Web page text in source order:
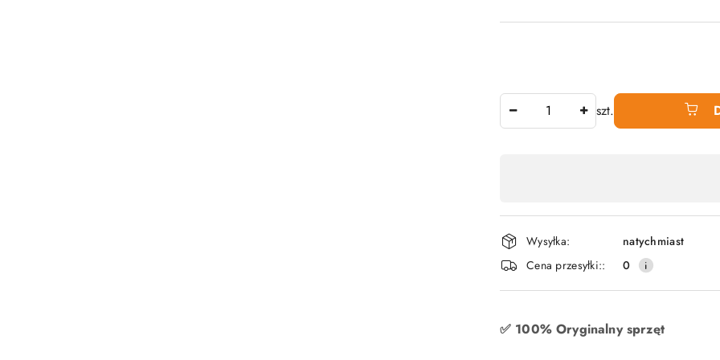
szt.
,
płatność
i
dostawa
Wysyłka:
natychmiast
Cena przesyłki::
0
✅ 100% Oryginalny sprzęt